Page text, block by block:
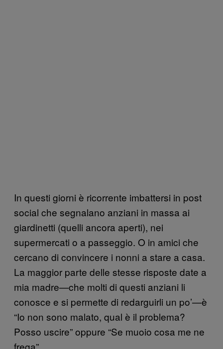
In questi giorni è ricorrente imbattersi in post
social che segnalano anziani in massa ai
giardinetti (quelli ancora aperti), nei
supermercati o a passeggio. O in amici che
cercano di convincere i nonni a stare a casa.
La maggior parte delle stesse risposte date a
mia madre—che molti di questi anziani li
conosce e si permette di redarguirli un po’—è
“Io non sono malato, qual è il problema?
Posso uscire” oppure “Se muoio cosa me ne
frega”.